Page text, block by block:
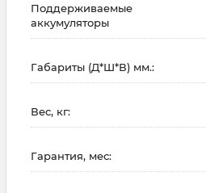
Поддерживаемые
аккумуляторы
Габариты (Д*Ш*В) мм.:
Вес, кг:
Гарантия, мес: